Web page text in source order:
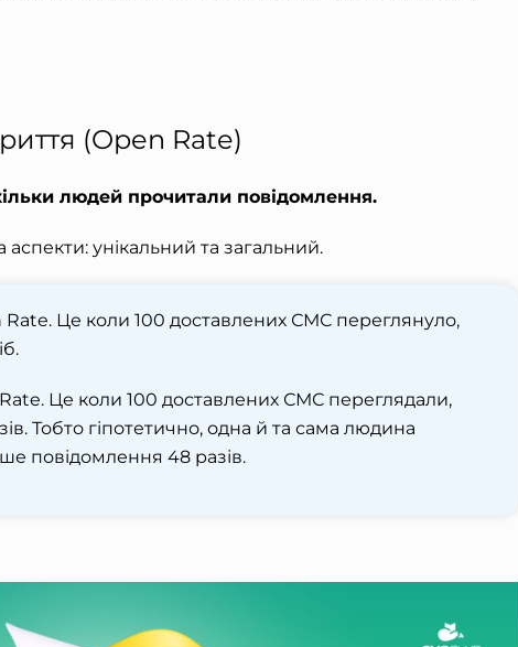
(Open Rate)
людей прочитали повідомлення.
унікальний та загальний.
Rate. Це коли 100 доставлених СМС переглянуло,
Це коли 100 доставлених СМС переглядали,
Тобто гіпотетично, одна й та сама людина
повідомлення 48 разів.